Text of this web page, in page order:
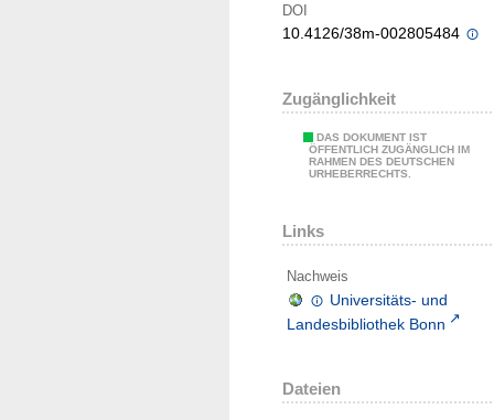
DOI
10.4126/38m-002805484
Zugänglichkeit
DAS DOKUMENT IST
ÖFFENTLICH ZUGÄNGLICH IM
RAHMEN DES DEUTSCHEN
URHEBERRECHTS.
Links
Nachweis
Universitäts- und
Landesbibliothek Bonn
Dateien